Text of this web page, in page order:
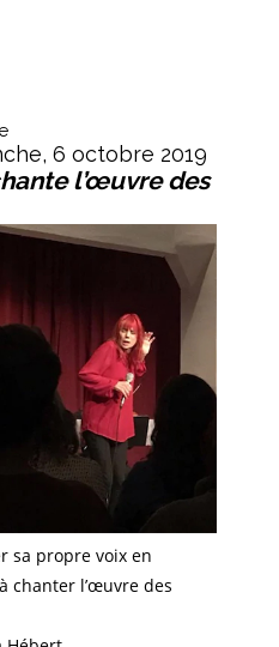
6 octobre 2019
l’œuvre des
sa propre voix en
chanter l’œuvre des